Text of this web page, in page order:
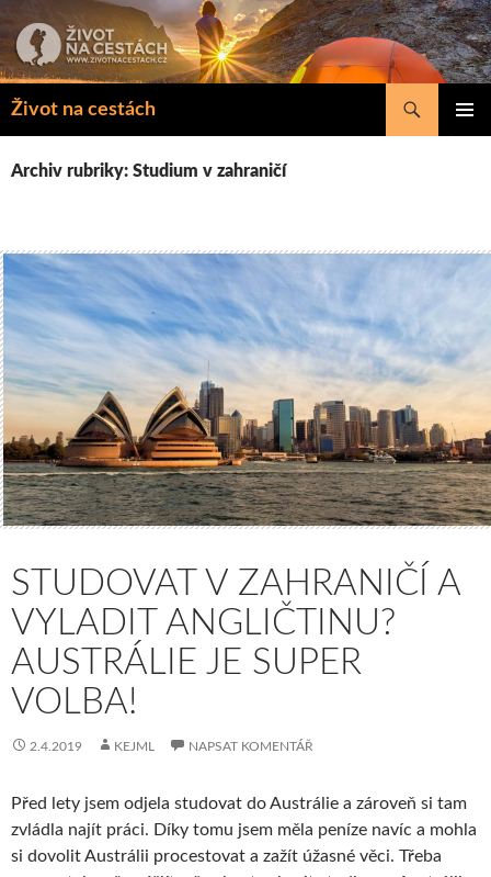
k
obsahu
Život na cestách
Hledat
Archiv rubriky: Studium v zahraničí
STUDOVAT V ZAHRANIČÍ A
VYLADIT ANGLIČTINU?
AUSTRÁLIE JE SUPER
VOLBA!
2.4.2019 KEJML NAPSAT KOMENTÁŘ
Před lety jsem odjela studovat do Austrálie a zároveň si tam
zvládla najít práci. Díky tomu jsem měla peníze navíc a mohla
si dovolit Austrálii procestovat a zažít úžasné věci. Třeba